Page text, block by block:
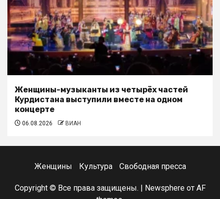
Женщины-музыканты из четырёх частей
Курдистана выступили вместе на одном
концерте
06.08.2026 ВИАН
Женщины Культура Свободная пресса
Copyright © Все права защищены. | Newsphereот AF